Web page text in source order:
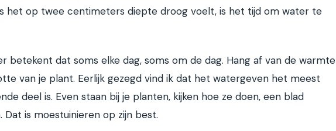
het op twee centimeters diepte droog voelt, is het tijd om water te
betekent dat soms elke dag, soms om de dag. Hang af van de warmte
van je plant. Eerlijk gezegd vind ik dat het watergeven het meest
deel is. Even staan bij je planten, kijken hoe ze doen, een blad
Dat is moestuinieren op zijn best.